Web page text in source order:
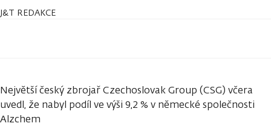
J&T REDAKCE
Největší český zbrojař Czechoslovak Group (CSG) včera
uvedl, že nabyl podíl ve výši 9,2 % v německé společnosti
Alzchem